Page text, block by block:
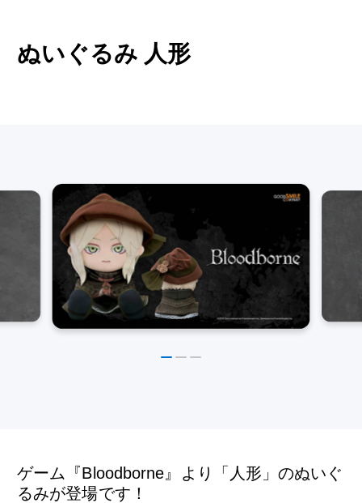
ぬいぐるみ 人形
ゲーム『Bloodborne』より「人形」のぬいぐ
るみが登場です！